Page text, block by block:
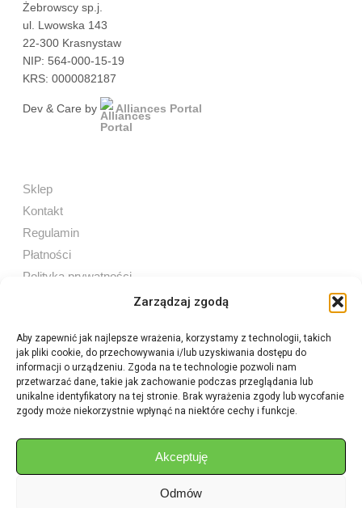
Zarządzaj zgodą
Aby zapewnić jak najlepsze wrażenia, korzystamy z technologii, takich
jak pliki cookie, do przechowywania i/lub uzyskiwania dostępu do
informacji o urządzeniu. Zgoda na te technologie pozwoli nam
przetwarzać dane, takie jak zachowanie podczas przeglądania lub
unikalne identyfikatory na tej stronie. Brak wyrażenia zgody lub wycofanie
zgody może niekorzystnie wpłynąć na niektóre cechy i funkcje.
Akceptuję
Odmów
Żebrowscy sp.j.
ul. Lwowska 143
22-300 Krasnystaw
NIP: 564-000-15-19
KRS: 0000082187
Dev & Care by Alliances Portal
Sklep
Kontakt
Regulamin
Płatności
Polityka prywatności
Sprzedaż internetowa
Tel:605 603 753
Sprzedaż detaliczna
aukcje.agrohurt@gmail.com